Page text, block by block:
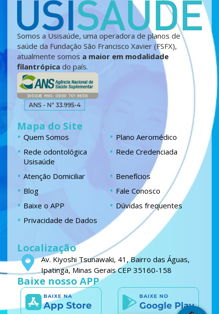
Somos a Usisaúde, uma operadora de planos de
saúde da Fundação São Francisco Xavier (FSFX),
atualmente somos a maior em modalidade
filantrópica do país.
Mapa do Site
Quem Somos
Plano Aeromédico
Rede odontológica
Usisaúde
Rede Credenciada
Atenção Domiciliar
Benefícios
Blog
Fale Conosco
Baixe o APP
Dúvidas frequentes
Privacidade de Dados
Localização
Av. Kiyoshi Tsunawaki, 41, Bairro das Águas,
Ipatinga, Minas Gerais CEP 35160-158
Baixe nosso APP